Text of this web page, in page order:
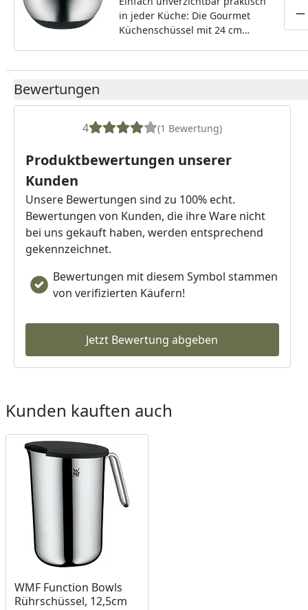
in jeder Küche: Die Gourmet
Küchenschüssel mit 24 cm
für vielseitige Anwendungen
zum Rühren und Kneten. Aus
Cromargan® gefertigt, bietet
Edelstahlschüssel clevere
mit praktischer Schnaupe
ermöglicht ein tropffreies
Ausgießen und der rutschfeste
Mixen, Verrühren und Kneten.
Bewertungen
4 (1 Bewertung)
Produktbewertungen unserer
Kunden
Unsere Bewertungen sind zu 100% echt.
Bewertungen von Kunden, die ihre Ware nicht
bei uns gekauft haben, werden entsprechend
gekennzeichnet.
Bewertungen mit diesem Symbol stammen
von verifizierten Käufern!
Jetzt Bewertung abgeben
Kunden kauften auch
WMF Function Bowls
Rührschüssel, 12,5cm